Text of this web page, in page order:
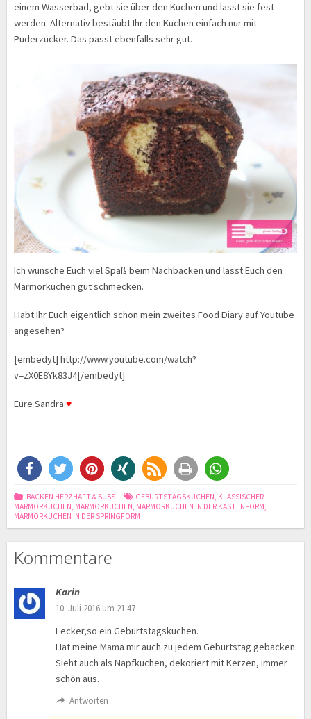
einem Wasserbad, gebt sie über den Kuchen und lasst sie fest
werden. Alternativ bestäubt Ihr den Kuchen einfach nur mit
Puderzucker. Das passt ebenfalls sehr gut.
Ich wünsche Euch viel Spaß beim Nachbacken und lasst Euch den
Marmorkuchen gut schmecken.
Habt Ihr Euch eigentlich schon mein zweites Food Diary auf Youtube
angesehen?
[embedyt] http://www.youtube.com/watch?
v=zX0E8Yk83J4[/embedyt]
Eure Sandra ♥
BACKEN HERZHAFT & SÜSS GEBURTSTAGSKUCHEN, KLASSISCHER
MARMORKUCHEN, MARMORKUCHEN, MARMORKUCHEN IN DER KASTENFORM,
MARMORKUCHEN IN DER SPRINGFORM
Kommentare
Karin
10. Juli 2016 um 21:47
Lecker,so ein Geburtstagskuchen.
Hat meine Mama mir auch zu jedem Geburtstag gebacken.
Sieht auch als Napfkuchen, dekoriert mit Kerzen, immer
schön aus.
Antworten